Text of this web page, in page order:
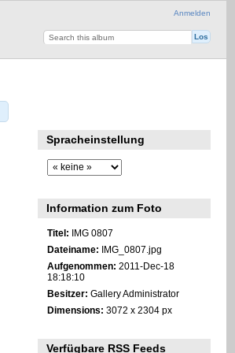
Anmelden
Spracheinstellung
Information zum Foto
Titel: IMG 0807
Dateiname: IMG_0807.jpg
Aufgenommen: 2011-Dec-18
18:18:10
Besitzer: Gallery Administrator
Dimensions: 3072 x 2304 px
Verfügbare RSS Feeds